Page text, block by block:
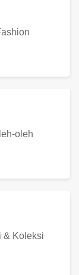
oleh
& Koleksi